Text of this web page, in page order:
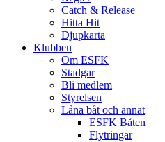
Catch & Release
Hitta Hit
Djupkarta
Klubben
Om ESFK
Stadgar
Bli medlem
Styrelsen
Låna båt och annat
ESFK Båten
Flytringar